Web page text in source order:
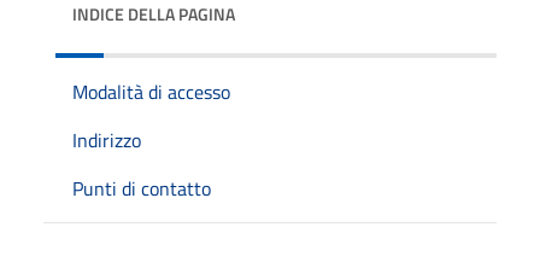
INDICE DELLA PAGINA
Modalità di accesso
Indirizzo
Punti di contatto